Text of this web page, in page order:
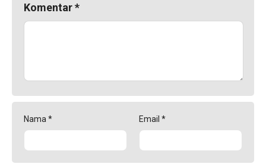
Komentar*
Nama * Email *